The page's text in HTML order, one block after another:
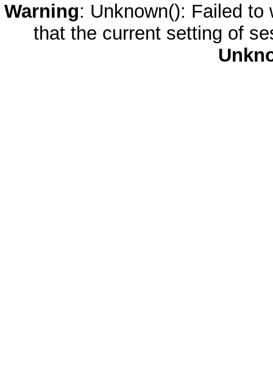
Warning: Unknown(): Failed
that the current setting of